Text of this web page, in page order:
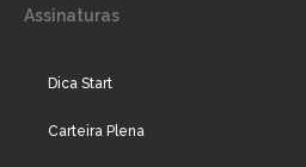
Assinaturas
Dica Start
Carteira Plena